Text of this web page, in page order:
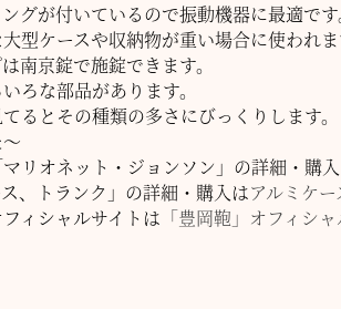
グが付いているので振動機器に最適です
型ケースや収納物が重い場合に使われま
南京錠で施錠できます。
ろな部品があります。
るとその種類の多さにびっくりします。
マリオネット・ジョンソン」の詳細・購
ス、トランク」の詳細・購入はアルミケ
フィシャルサイトは 「豊岡鞄」オフィシ